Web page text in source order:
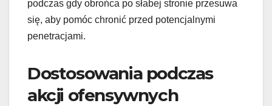
podczas gdy obrońca po słabej stronie przesuwa
się, aby pomóc chronić przed potencjalnymi
penetracjami.
Dostosowania podczas
akcji ofensywnych